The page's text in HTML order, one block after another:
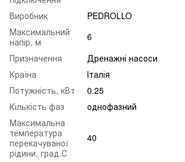
Виробник
PEDROLLO
Максимальний
напір, м
6
Призначення
Дренажні насоси
Країна
Італія
Потужність, кВт
0.25
Кількість фаз
однофазний
Максимальна
температура
перекачуваної
рідини, град.С
40